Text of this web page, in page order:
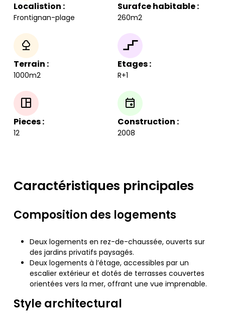
Localistion :
Frontignan-plage
Surafce habitable :
260m2
Terrain :
1000m2
Etages :
R+1
Pieces :
12
Construction :
2008
Caractéristiques principales
Composition des logements
Deux logements en rez-de-chaussée, ouverts sur
des jardins privatifs paysagés.
Deux logements à l’étage, accessibles par un
escalier extérieur et dotés de terrasses couvertes
orientées vers la mer, offrant une vue imprenable.
Style architectural